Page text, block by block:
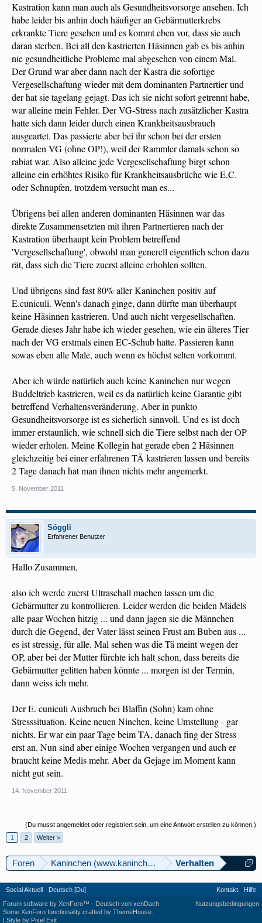
Kastration kann man auch als Gesundheitsvorsorge ansehen. Ich
habe leider bis anhin doch häufiger an Gebärmutterkrebs
erkrankte Tiere gesehen und es kommt eben vor, dass sie auch
daran sterben. Bei all den kastrierten Häsinnen gab es bis anhin
nie gesundheitliche Probleme mal abgesehen von einem Mal.
Der Grund war aber dann nach der Kastra die sofortige
Vergesellschaftung wieder mit dem dominanten Partnertier und
der hat sie tagelang gejagt. Das ich sie nicht sofort getrennt habe,
war alleine mein Fehler. Der VG-Stress nach zusätzlicher Kastra
hatte sich dann leider durch einen Krankheitsausbrauch
ausgeartet. Das passierte aber bei ihr schon bei der ersten
normalen VG (ohne OP!), weil der Rammler damals schon so
rabiat war. Also alleine jede Vergesellschaftung birgt schon
alleine ein erhöhtes Risiko für Krankheitsausbrüche wie E.C.
oder Schnupfen, trotzdem versucht man es...
Übrigens bei allen anderen dominanten Häsinnen war das
direkte Zusammensetzten mit ihren Partnertieren nach der
Kastration überhaupt kein Problem betreffend
'Vergesellschaftung', obwohl man generell eigentlich schon dazu
rät, dass sich die Tiere zuerst alleine erhohlen sollten.
Und übrigens sind fast 80% aller Kaninchen positiv auf
E.cuniculi. Wenn's danach ginge, dann dürfte man überhaupt
keine Häsinnen kastrieren. Und auch nicht vergesellschaften.
Gerade dieses Jahr habe ich wieder gesehen, wie ein älteres Tier
nach der VG erstmals einen EC-Schub hatte. Passieren kann
sowas eben alle Male, auch wenn es höchst selten vorkommt.
Aber ich würde natürlich auch keine Kaninchen nur wegen
Buddeltrieb kastrieren, weil es da natürlich keine Garantie gibt
betreffend Verhaltensveränderung. Aber in punkto
Gesundheitsvorsorge ist es sicherlich sinnvoll. Und es ist doch
immer erstaunlich, wie schnell sich die Tiere selbst nach der OP
wieder erholen. Meine Kollegin hat gerade eben 2 Häsinnen
gleichzeitig bei einer erfahrenen TÄ kastrieren lassen und bereits
2 Tage danach hat man ihnen nichts mehr angemerkt.
5. November 2011
Söggli
Erfahrener Benutzer
Hallo Zusammen,
also ich werde zuerst Ultraschall machen lassen um die
Gebärmutter zu kontrollieren. Leider werden die beiden Mädels
alle paar Wochen hitzig ... und dann jagen sie die Männchen
durch die Gegend, der Vater lässt seinen Frust am Buben aus ...
es ist stressig, für alle. Mal sehen was die Tä meint wegen der
OP, aber bei der Mutter fürchte ich halt schon, dass bereits die
Gebärmutter gelitten haben könnte ... morgen ist der Termin,
dann weiss ich mehr.
Der E. cuniculi Ausbruch bei Blaffin (Sohn) kam ohne
Stresssituation. Keine neuen Ninchen, keine Umstellung - gar
nichts. Er war ein paar Tage beim TA, danach fing der Stress
erst an. Nun sind aber einige Wochen vergangen und auch er
braucht keine Medis mehr. Aber da Gejage im Moment kann
nicht gut sein.
14. November 2011
(Du musst angemeldet oder registriert sein, um eine Antwort erstellen zu können.)
1
2 Weiter >
Foren Kaninchen (www.kaninchenforum.ch)Verhalten
Social Aktuell Deutsch [Du] Kontakt
Hilfe
Nutzungsbedingungen
Forum software by XenForo™ - Deutsch von xenDach
Some XenForo functionality crafted by ThemeHouse
| Style by Pixel Exit